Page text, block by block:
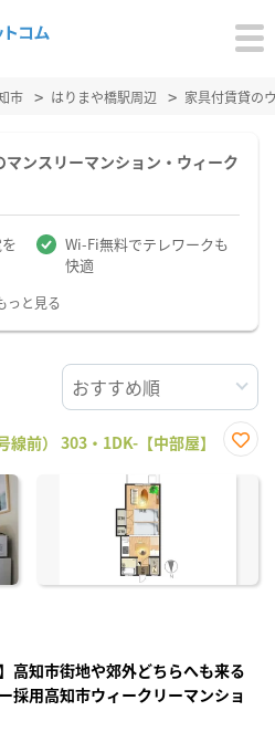
市 はりまや橋駅周辺 家具付賃貸の
ンスリーマンション・ウィーク
Wi-Fi無料でテレワークも
快適
っと見る
前） 303・1DK-【中部屋】
に入
高知市街地や郊外どちらへも来る
採用高知市ウィークリーマンショ